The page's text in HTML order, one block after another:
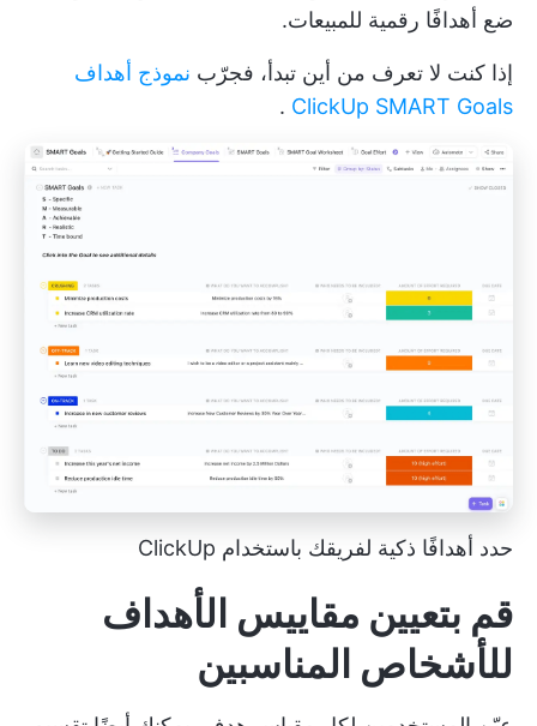
ضع أهدافًا رقمية للمبيعات.
إذا كنت لا تعرف من أين تبدأ، فجرّب نموذج أهداف
ClickUp SMART Goals
.
حدد أهدافًا ذكية لفريقك باستخدام ClickUp
قم بتعيين مقاييس الأهداف
للأشخاص المناسبين